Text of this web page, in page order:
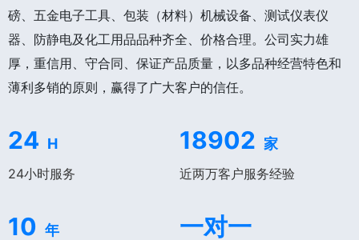
磅、五金电子工具、包装（材料）机械设备、测试仪表仪
器、防静电及化工用品品种齐全、价格合理。公司实力雄
厚，重信用、守合同、保证产品质量，以多品种经营特色和
薄利多销的原则，赢得了广大客户的信任。
24 H
24小时服务
18902 家
近两万客户服务经验
10 年 一对一